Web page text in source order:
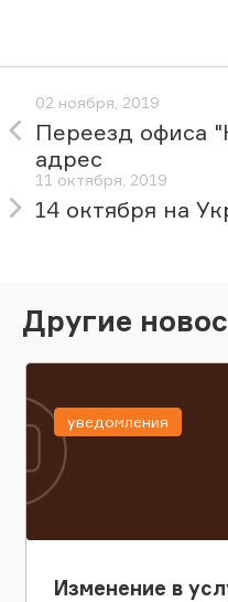
02 ноября, 2019
Переезд офиса
адрес
11 октября, 2019
14 октября на
Другие
Изменение в
уведомления